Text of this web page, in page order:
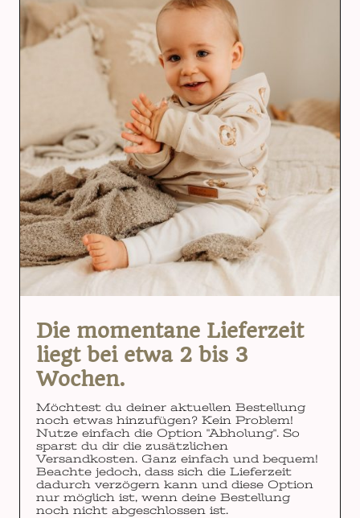
Die momentane Lieferzeit
liegt bei etwa 2 bis 3
Wochen.
Möchtest du deiner aktuellen Bestellung
noch etwas hinzufügen? Kein Problem!
Nutze einfach die Option "Abholung". So
sparst du dir die zusätzlichen
Versandkosten. Ganz einfach und bequem!
Beachte jedoch, dass sich die Lieferzeit
dadurch verzögern kann und diese Option
nur möglich ist, wenn deine Bestellung
noch nicht abgeschlossen ist.